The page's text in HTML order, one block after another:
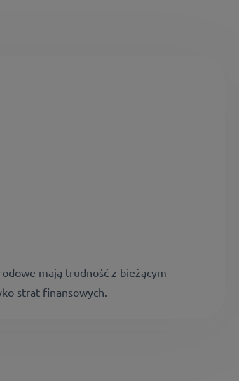
mają trudność z bieżącym
strat finansowych.